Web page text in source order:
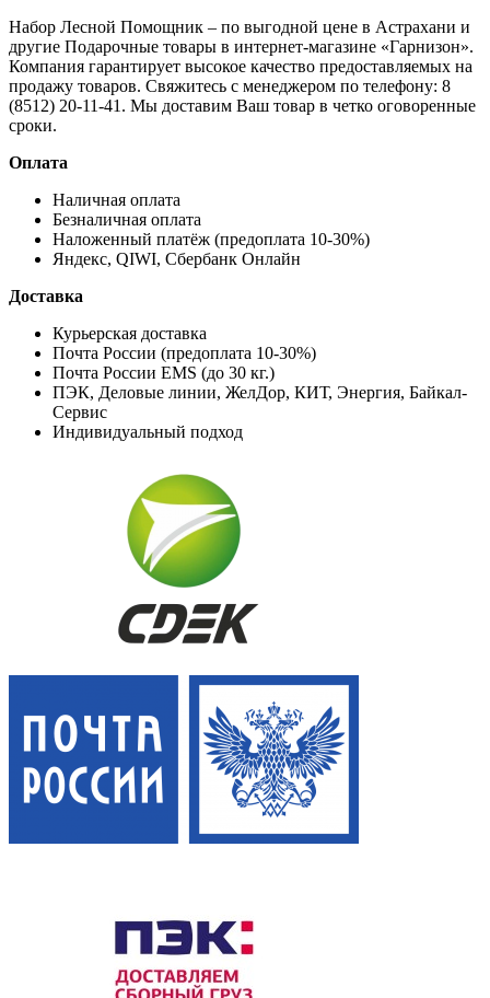
Набор Лесной Помощник – по выгодной цене в Астрахани и
другие Подарочные товары в интернет-магазине «Гарнизон».
Компания гарантирует высокое качество предоставляемых на
продажу товаров. Свяжитесь с менеджером по телефону: 8
(8512) 20-11-41. Мы доставим Ваш товар в четко оговоренные
сроки.
Оплата
Наличная оплата
Безналичная оплата
Наложенный платёж (предоплата 10-30%)
Яндекс, QIWI, Сбербанк Онлайн
Доставка
Курьерская доставка
Почта России (предоплата 10-30%)
Почта России EMS (до 30 кг.)
ПЭК, Деловые линии, ЖелДор, КИТ, Энергия, Байкал-
Сервис
Индивидуальный подход